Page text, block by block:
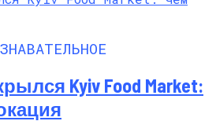
Kyiv Food Market: